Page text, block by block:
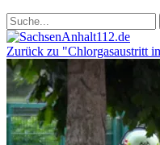
Zurück zu "Chlorgasaustritt